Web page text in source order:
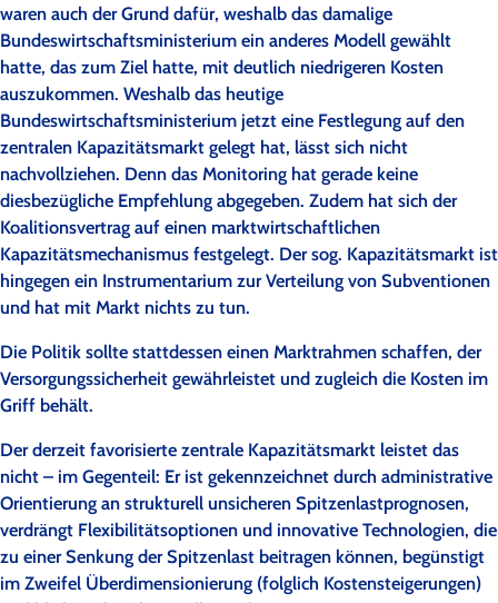
waren auch der Grund dafür, weshalb das damalige
Bundeswirtschaftsministerium ein anderes Modell gewählt
hatte, das zum Ziel hatte, mit deutlich niedrigeren Kosten
auszukommen. Weshalb das heutige
Bundeswirtschaftsministerium jetzt eine Festlegung auf den
zentralen Kapazitätsmarkt gelegt hat, lässt sich nicht
nachvollziehen. Denn das Monitoring hat gerade keine
diesbezügliche Empfehlung abgegeben. Zudem hat sich der
Koalitionsvertrag auf einen marktwirtschaftlichen
Kapazitätsmechanismus festgelegt. Der sog. Kapazitätsmarkt ist
hingegen ein Instrumentarium zur Verteilung von Subventionen
und hat mit Markt nichts zu tun.
Die Politik sollte stattdessen einen Marktrahmen schaffen, der
Versorgungssicherheit gewährleistet und zugleich die Kosten im
Griff behält.
Der derzeit favorisierte zentrale Kapazitätsmarkt leistet das
nicht – im Gegenteil: Er ist gekennzeichnet durch administrative
Orientierung an strukturell unsicheren Spitzenlastprognosen,
verdrängt Flexibilitätsoptionen und innovative Technologien, die
zu einer Senkung der Spitzenlast beitragen können, begünstigt
im Zweifel Überdimensionierung (folglich Kostensteigerungen)